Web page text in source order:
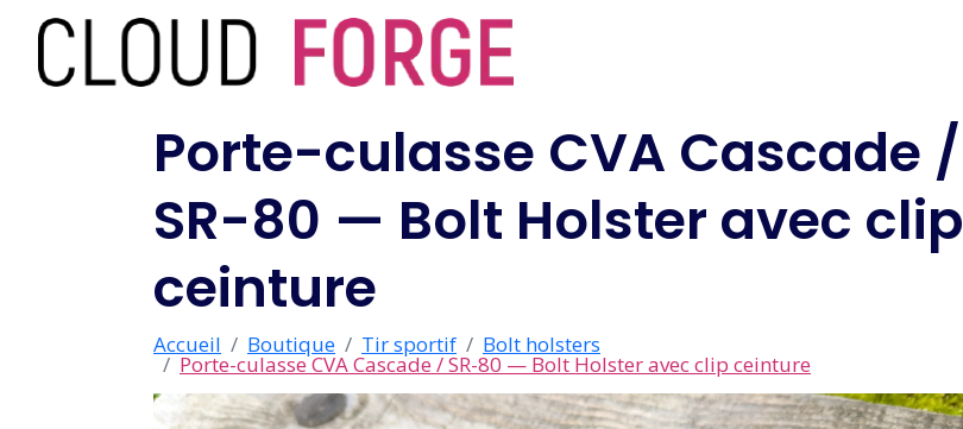
Porte-culasse CVA Cascade /
SR-80 — Bolt Holster avec clip
ceinture
Accueil Boutique Tir sportif Bolt holsters
Porte-culasse CVA Cascade / SR-80 — Bolt Holster avec clip ceinture